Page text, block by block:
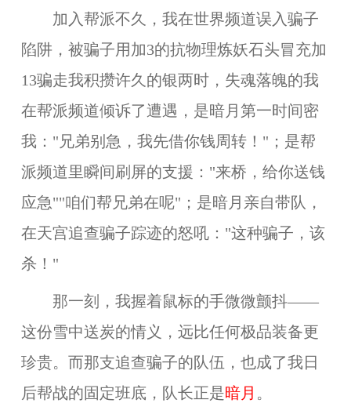
加入帮派不久， 我在世界频道误入骗子
陷阱，被骗子用加3的抗物理炼妖石头冒充加
13骗走我积攒许久的银两时， 失魂落魄的我
在帮派频道倾诉了遭遇， 是暗月第一时间密
我："兄弟别急，我先借你钱周转！"；是帮
派频道里瞬间刷屏的支援："来桥，给你送钱
应急""咱们帮兄弟在呢"；是暗月亲自带队，
在天宫追查骗子踪迹的怒吼："这种骗子，该
杀！"
那一刻，我握着鼠标的手微微颤抖——
这份雪中送炭的情义，远比任何极品装备更
珍贵。而那支追查骗子的队伍，也成了我日
后帮战的固定班底，队长正是暗月 。